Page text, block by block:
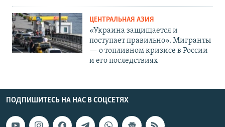
ЦЕНТРАЛЬНАЯ АЗИЯ
«Украина защищается и
поступает правильно». Мигранты
— о топливном кризисе в России
и его последствиях
ПОДПИШИТЕСЬ НА НАС В СОЦСЕТЯХ